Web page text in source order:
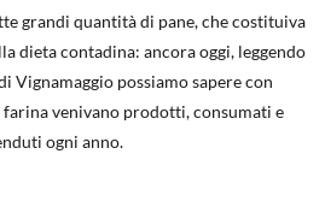
grandi quantità di pane, che costituiva
dieta contadina: ancora oggi, leggendo
Vignamaggio possiamo sapere con
venivano prodotti, consumati e
ogni anno.